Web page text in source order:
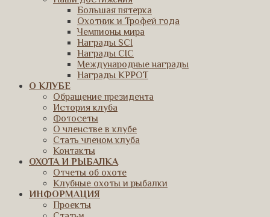
Большая пятерка
Охотник и Трофей года
Чемпионы мира
Награды SCI
Награды CIC
Международные награды
Награды КРРОТ
О КЛУБЕ
Обращение президента
История клуба
Фотосеты
О членстве в клубе
Стать членом клуба
Контакты
ОХОТА И РЫБАЛКА
Отчеты об охоте
Клубные охоты и рыбалки
ИНФОРМАЦИЯ
Проекты